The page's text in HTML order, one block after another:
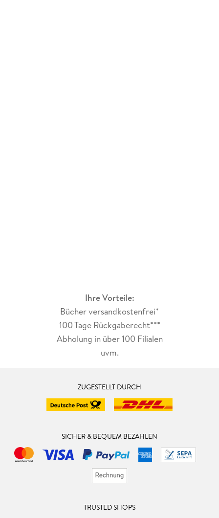
Ihre Vorteile:
Bücher versandkostenfrei*
100 Tage Rückgaberecht***
Abholung in über 100 Filialen
uvm.
ZUGESTELLT DURCH
SICHER & BEQUEM BEZAHLEN
TRUSTED SHOPS